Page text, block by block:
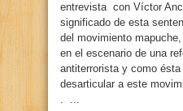
entrevista con Víctor
significado de esta
del movimiento
en el escenario de una
antiterrorista y como
desarticular a este
. ...